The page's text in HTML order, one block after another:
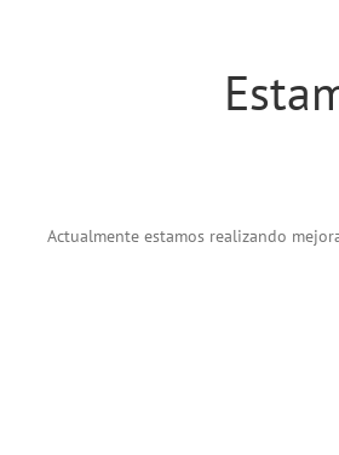
Actualmente estamos realizando